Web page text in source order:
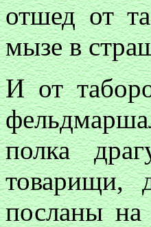
отшед от
мызе в
И от
полка
товарищи,
посланы